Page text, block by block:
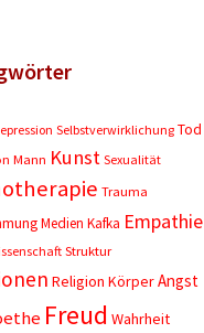
Selbstverwirklichung Tod
Mann Kunst Sexualität
Trauma
Medien Kafka Empathie
Struktur
Religion KörperAngst
Freud Wahrheit